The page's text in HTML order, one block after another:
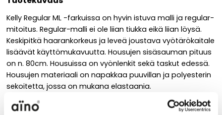
Kelly Regular ML -farkuissa on hyvin istuva malli ja regular-
mitoitus. Regular-malli ei ole liian tiukka eikä liian löysä.
Keskipitkä haarankorkeus ja leveä joustava vyötärökaitale
lisäävät käyttömukavuutta. Housujen sisäsauman pituus
on n. 80cm. Housuissa on vyönlenkit sekä taskut edessä.
Housujen materiaali on napakkaa puuvillan ja polyesterin
sekoitetta, jossa on mukana elastaania.
Väri: blue denim, farkunsininen